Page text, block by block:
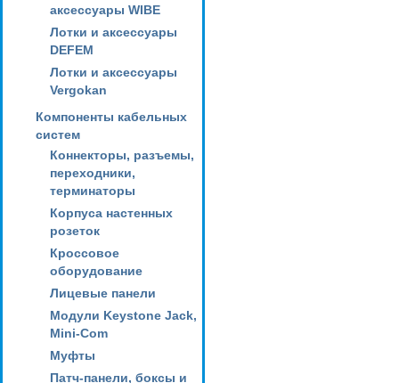
аксессуары WIBE
Лотки и аксессуары
DEFEM
Лотки и аксессуары
Vergokan
Компоненты кабельных
систем
Коннекторы, разъемы,
переходники,
терминаторы
Корпуса настенных
розеток
Кроссовое
оборудование
Лицевые панели
Модули Keystone Jack,
Mini-Com
Муфты
Патч-панели, боксы и